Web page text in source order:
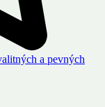
a pevných